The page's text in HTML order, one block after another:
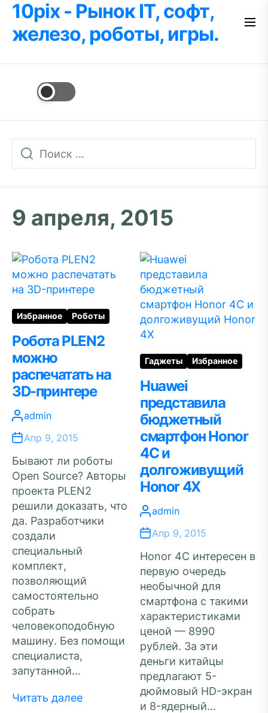
Перейти
содержимому
10pix - Рынок IT, софт,
железо, роботы, игры.
9 апреля, 2015
Избранное Роботы
Робота PLEN2
можно
распечатать на
3D-принтере
admin
Апр 9, 2015
Бывают ли роботы
Open Source? Авторы
проекта PLEN2
решили доказать, что
да. Разработчики
создали
специальный
комплект,
позволяющий
самостоятельно
собрать
человекоподобную
машину. Без помощи
специалиста,
запутанной...
Читать далее
Гаджеты Избранное
Huawei
представила
бюджетный
смартфон Honor
4C и
долгоживущий
Honor 4X
admin
Апр 9, 2015
Honor 4C интересен в
первую очередь
необычной для
смартфона с такими
характеристиками
ценой — 8990
рублей. За эти
деньги китайцы
предлагают 5-
дюймовый HD-экран
и 8-ядерный...